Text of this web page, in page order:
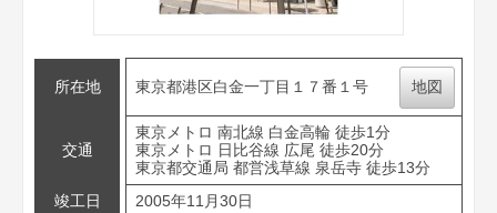
所在地 東京都港区白金一丁目１７番１号 地図
交通
東京メトロ 南北線 白金高輪 徒歩1分
東京メトロ 日比谷線 広尾 徒歩20分
東京都交通局 都営浅草線 泉岳寺 徒歩13分
竣工日
2005年11月30日